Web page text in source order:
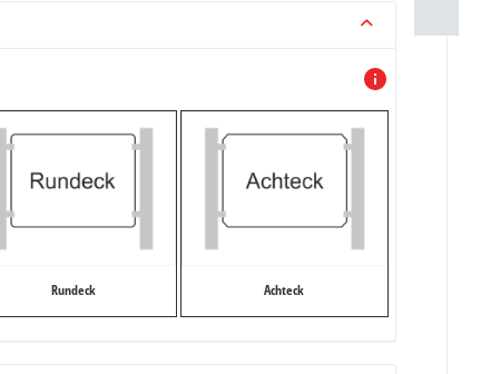
Rundeck Achteck